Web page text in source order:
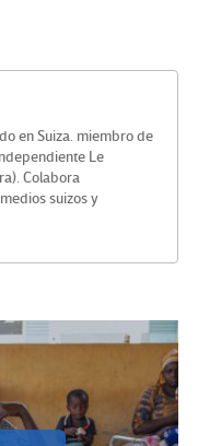
en Suiza. miembro de
Le
Colabora
suizos y